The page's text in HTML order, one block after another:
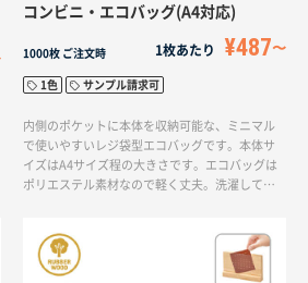
コンビニ・エコバッグ(A4対応)
1000枚 ご注文時 1枚あたり ¥487
1色 サンプル請求可
内側のポケットに本体を収納可能な、ミニマル
で使いやすいレジ袋型エコバッグです。本体サ
イズはA4サイズ程の大きさです。エコバッグは
ポリエステル素材なので軽く丈夫。洗濯しても
す。